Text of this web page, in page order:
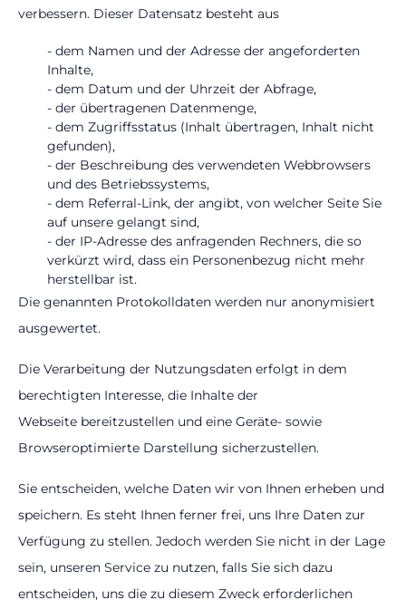
verbessern. Dieser Datensatz besteht aus
- dem Namen und der Adresse der angeforderten
Inhalte,
- dem Datum und der Uhrzeit der Abfrage,
- der übertragenen Datenmenge,
- dem Zugriffsstatus (Inhalt übertragen, Inhalt nicht
gefunden),
- der Beschreibung des verwendeten Webbrowsers
und des Betriebssystems,
- dem Referral-Link, der angibt, von welcher Seite Sie
auf unsere gelangt sind,
- der IP-Adresse des anfragenden Rechners, die so
verkürzt wird, dass ein Personenbezug nicht mehr
herstellbar ist.
Die genannten Protokolldaten werden nur anonymisiert
ausgewertet.
Die Verarbeitung der Nutzungsdaten erfolgt in dem
berechtigten Interesse, die Inhalte der
Webseite bereitzustellen und eine Geräte- sowie
Browseroptimierte Darstellung sicherzustellen.
Sie entscheiden, welche Daten wir von Ihnen erheben und
speichern. Es steht Ihnen ferner frei, uns Ihre Daten zur
Verfügung zu stellen. Jedoch werden Sie nicht in der Lage
sein, unseren Service zu nutzen, falls Sie sich dazu
entscheiden, uns die zu diesem Zweck erforderlichen